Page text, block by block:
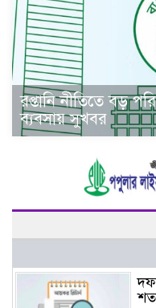
রপ্তানি নীতিতে বড়
ব্যবসায় সুখবর